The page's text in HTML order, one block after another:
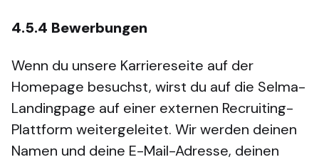
4.5.4 Bewerbungen
Wenn du unsere Karriereseite auf der
Homepage besuchst, wirst du auf die Selma-
Landingpage auf einer externen Recruiting-
Plattform weitergeleitet. Wir werden deinen
Namen und deine E-Mail-Adresse, deinen